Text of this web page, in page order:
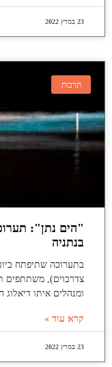
23 במרץ 2022
תרבות
"הים נתן":
בנתניה
צדרבוים), משתתפים
ומנהלים איתו
קרא עוד »
23 במרץ 2022